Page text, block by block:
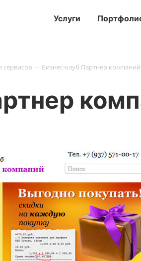
Услуги
сервисов Бизнес-клуб Партнер компаний